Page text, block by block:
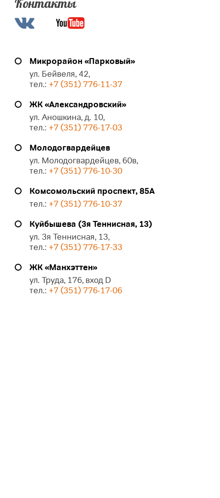
Контакты
Микрорайон «Парковый»
ул. Бейвеля, 42,
тел.: +7 (351) 776-11-37
ЖК «Александровский»
ул. Аношкина, д. 10,
тел.: +7 (351) 776-17-03
Молодогвардейцев
ул. Молодогвардейцев, 60в,
тел.: +7 (351) 776-10-30
Комсомольский проспект, 85А
тел.: +7 (351) 776-10-37
Куйбышева (3я Теннисная, 13)
ул. 3я Теннисная, 13,
тел.: +7 (351) 776-17-33
ЖК «Манхэттен»
ул. Труда, 176, вход D
тел.: +7 (351) 776-17-06